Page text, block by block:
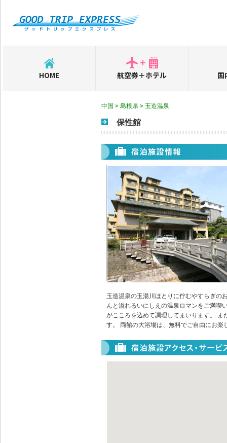
HOME 航空券＋ホテル 国
中国 > 島根県 > 玉造温泉
保性館
玉造温泉の玉湯川ほとりに佇むやすらぎの
んと溢れるいにしえの温泉ロマンをご満喫
がこころを込めて調理してまいります。
す。 両館の大浴場は、無料でご自由にお楽